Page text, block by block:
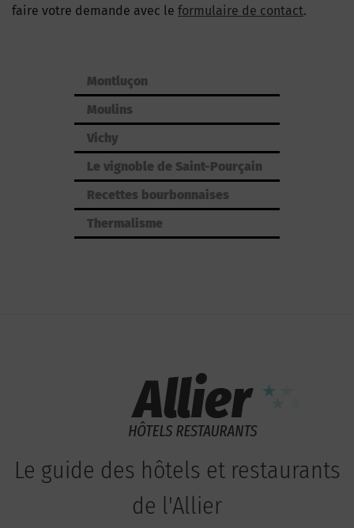
faire votre demande avec le formulaire de contact.
Montluçon
Moulins
Vichy
Le vignoble de Saint-Pourçain
Recettes bourbonnaises
Thermalisme
Le guide des hôtels et restaurants
de l'Allier